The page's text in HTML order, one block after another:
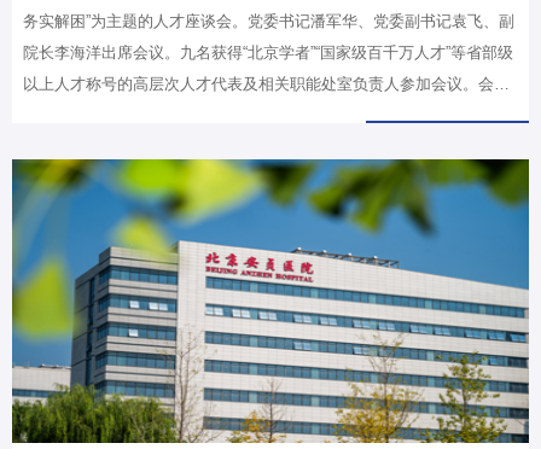
务实解困”为主题的人才座谈会。党委书记潘军华、党委副书记袁飞、副
院长李海洋出席会议。九名获得“北京学者”“国家级百千万人才”等省部级
以上人才称号的高层次人才代表及相关职能处室负责人参加会议。会议
融合、多学科协作等相关议题积极建言献策。谈及人才评价标准和培养
模式，大家提出，科研与人才评价应以实际贡献和临床成效为评价核
心，破除以“四唯”为主的单一评价标准，而青年人才培养则应摒弃粗放
式管理，完善系统化培育与规范化轮转，探索“临床+科研”双导师培养模
式，推动全院科教研深度融合、各学科均衡发展，为医院内涵式发展提
供清晰路径…